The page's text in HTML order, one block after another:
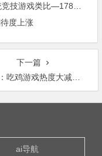
【有码】战舰世界中各舰种定位应与传统竞技游戏类比—178NGA
度上涨
下一篇
游戏热度大减，英雄联盟重回霸主地位
ai导航